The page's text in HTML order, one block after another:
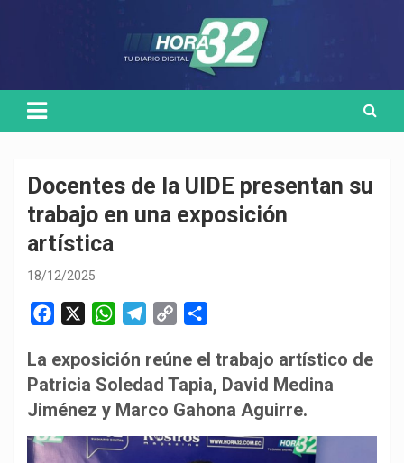
Docentes de la UIDE presentan su
trabajo en una exposición
artística
18/12/2025
c
e
b
o
W
a
t
s
p
l
e
g
p
y
L
m
p
a
t
La exposición reúne el trabajo artístico de
Patricia Soledad Tapia, David Medina
Jiménez y Marco Gahona Aguirre.